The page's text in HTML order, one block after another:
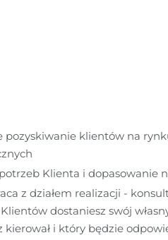
pozyskiwanie klientów na
Klienta i dopasowanie
z działem realizacji -
dostaniesz swój
kierował i który będzie